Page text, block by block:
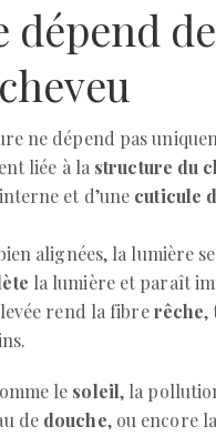
dépend
ne dépend pas
liée à la structure du
interne et d’une cuticule
alignées, la lumière
la lumière et paraît
rend la fibrerêche,
le soleil, la
de douche, ou encore la